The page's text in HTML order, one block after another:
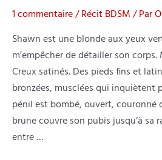
du
marquis
Benjamin
1 commentaire/Récit BDSM/ Par
Shawn est une blonde aux yeux
m’empêcher de détailler son
Creux satinés. Des pieds fins et
bronzées, musclées qui inquiètent
pénil est bombé, ouvert, couronné
brune couvre son pubis jusqu’à sa
entre …